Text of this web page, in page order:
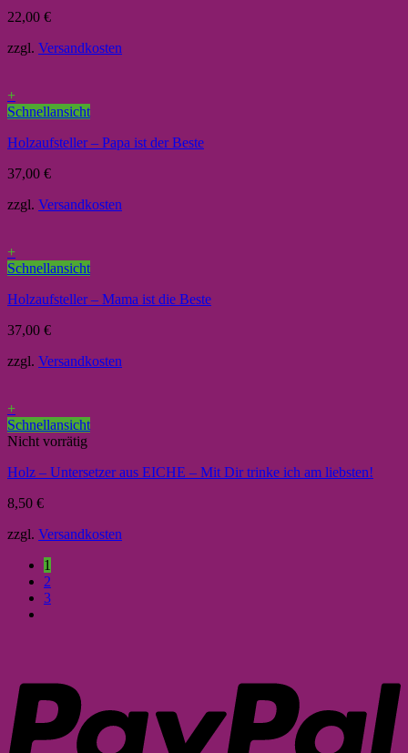
22,00 €
zzgl. Versandkosten
+
Schnellansicht
Holzaufsteller – Papa ist der Beste
37,00 €
zzgl. Versandkosten
+
Schnellansicht
Holzaufsteller – Mama ist die Beste
37,00 €
zzgl. Versandkosten
+
Schnellansicht
Nicht vorrätig
Holz – Untersetzer aus EICHE – Mit Dir trinke ich am liebsten!
8,50 €
zzgl. Versandkosten
1
2
3